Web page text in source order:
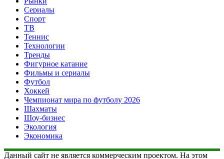
Сериалы
Спорт
ТВ
Теннис
Технологии
Тренды
Фигурное катание
Фильмы и сериалы
Футбол
Хоккей
Чемпионат мира по футболу 2026
Шахматы
Шоу-бизнес
Экология
Экономика
Данный сайт не является коммерческим проектом. На этом